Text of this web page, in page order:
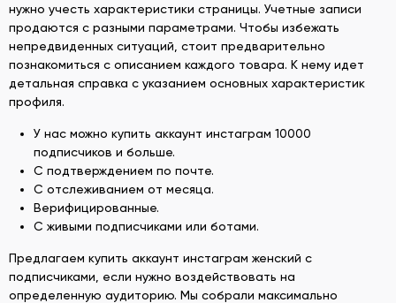
нужно учесть характеристики страницы. Учетные записи
продаются с разными параметрами. Чтобы избежать
непредвиденных ситуаций, стоит предварительно
познакомиться с описанием каждого товара. К нему идет
детальная справка с указанием основных характеристик
профиля.
У нас можно купить аккаунт инстаграм 10000
подписчиков и больше.
С подтверждением по почте.
С отслеживанием от месяца.
Верифицированные.
С живыми подписчиками или ботами.
Предлагаем купить аккаунт инстаграм женский с
подписчиками, если нужно воздействовать на
определенную аудиторию. Мы собрали максимально